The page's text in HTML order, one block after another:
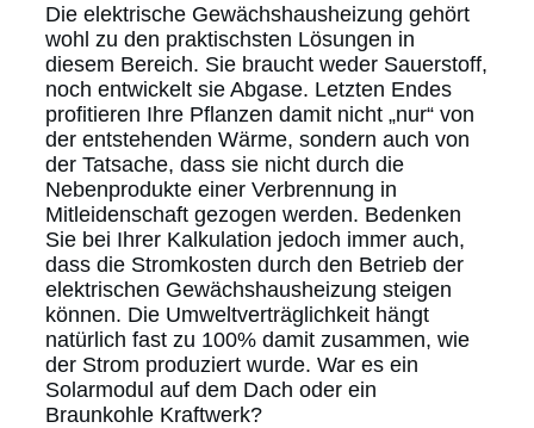
Die elektrische Gewächshausheizung gehört
wohl zu den praktischsten Lösungen in
diesem Bereich. Sie braucht weder Sauerstoff,
noch entwickelt sie Abgase. Letzten Endes
profitieren Ihre Pflanzen damit nicht „nur“ von
der entstehenden Wärme, sondern auch von
der Tatsache, dass sie nicht durch die
Nebenprodukte einer Verbrennung in
Mitleidenschaft gezogen werden. Bedenken
Sie bei Ihrer Kalkulation jedoch immer auch,
dass die Stromkosten durch den Betrieb der
elektrischen Gewächshausheizung steigen
können. Die Umweltverträglichkeit hängt
natürlich fast zu 100% damit zusammen, wie
der Strom produziert wurde. War es ein
Solarmodul auf dem Dach oder ein
Braunkohle Kraftwerk?